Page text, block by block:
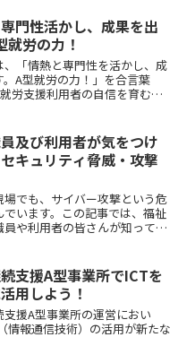
門性活かし、成果を出
就労の力！
、「情熱と専門性を活かし、成
。A型就労の力！」を合言葉
労支援利用者の自信を育むた
から掘り下げていきます。
及び利用者が気をつけ
キュリティ脅威・攻撃
場でも、サイバー攻撃という危
でいます。この記事では、福祉
員や利用者の皆さんが知ってお
ついて分かりやすく解説しま
支援A型事業所でICTを
用しよう！
支援A型事業所の運営におい
情報通信技術）の活用が新たな